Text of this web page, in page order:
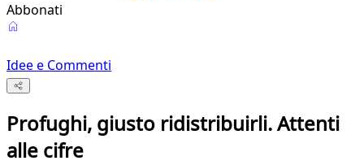
Abbonati
Idee e Commenti
Profughi, giusto ridistribuirli. Attenti
alle cifre